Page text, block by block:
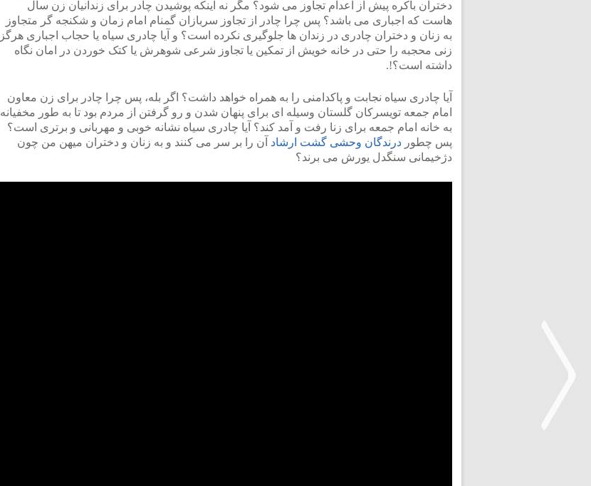
دختران باکره پیش از اعدام تجاوز می شود؟ مگر نه اینکه پوشیدن چادر برای زندانیان زن سال
هاست که اجباری می باشد؟ پس چرا چادر از تجاوز سربازان گمنام امام زمان و شکنجه گر متجاوز
به زنان و دختران چادری در زندان ها جلوگیری نکرده است؟ و آیا چادری سیاه یا حجاب اجباری هرگز
زنی محجبه را حتی در خانه خویش از تمکین یا تجاوز شرعی شوهرش یا کتک خوردن در امان نگاه
داشته است؟!.
آیا چادری سیاه نجابت و پاکدامنی را به همراه خواهد داشت؟ اگر بله، پس چرا چادر برای زن معاون
امام جمعه تویسرکان گلستان وسیله ای برای پنهان شدن و رو گرفتن از مردم بود تا به طور مخفیانه
به خانه امام جمعه برای زنا رفت و آمد کند؟ آیا چادری سیاه نشانه خوبی و مهربانی و برتری است؟
پس چطور درندگان وحشی گشت ارشاد آن را بر سر می کنند و به زنان و دختران میهن من چون
دژخیمانی سنگدل یورش می برند؟